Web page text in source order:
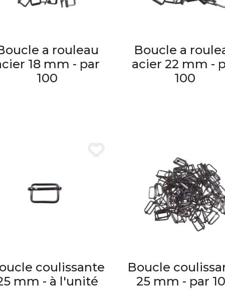
a rouleau
18 mm - par
100
Boucle a
acier 22 mm -
100
coulissante
mm - à l'unité
Boucle
25 mm - par